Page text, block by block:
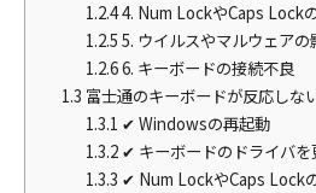
1.2.44. Num LockやCaps Lock
1.2.5 5. ウイルスやマルウェアの
1.2.66. キーボードの接続不良
1.3 富士通のキーボードが反応しな
1.3.1 ✔ Windowsの再起動
1.3.2✔ キーボードのドライバを
1.3.3 ✔ Num LockやCaps Lock